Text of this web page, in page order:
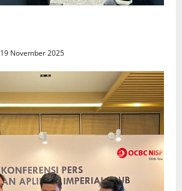
19 November 2025